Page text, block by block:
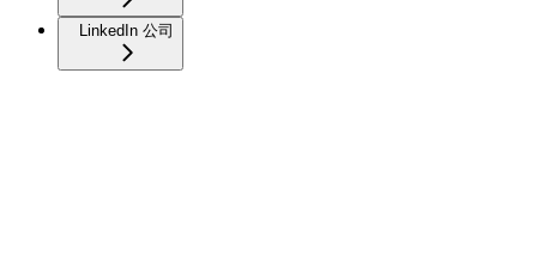
LinkedIn 公司